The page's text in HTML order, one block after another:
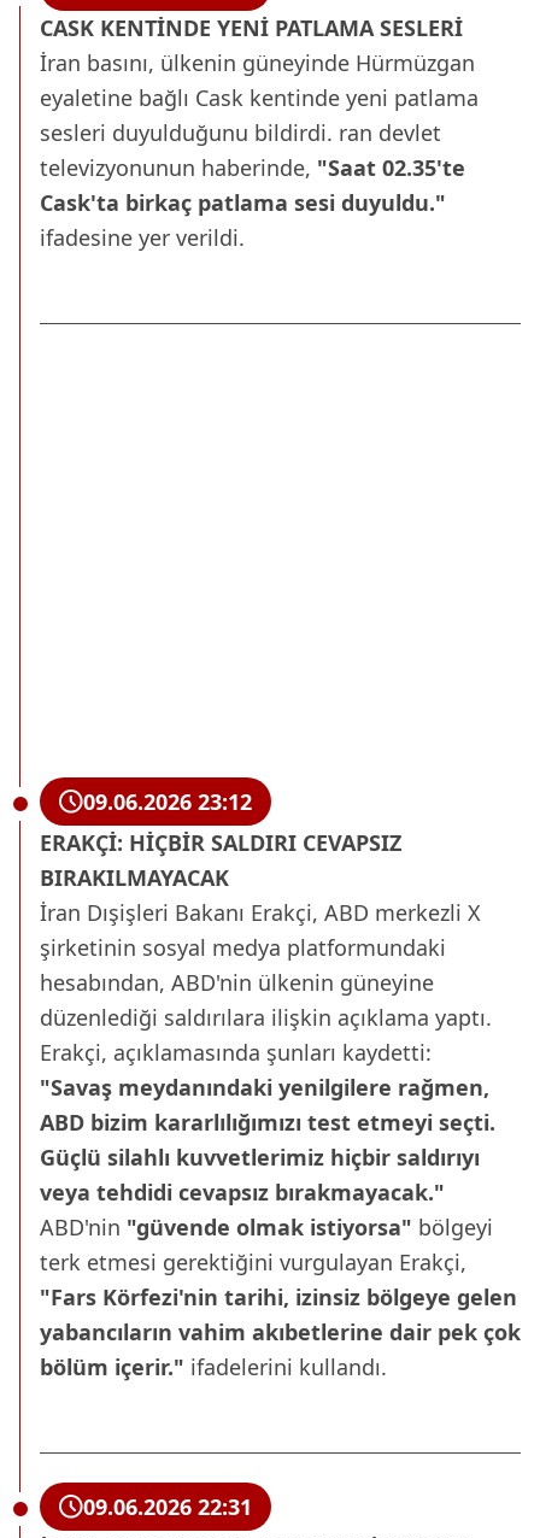
CASK KENTİNDE YENİ PATLAMA SESLERİ
İran basını, ülkenin güneyinde Hürmüzgan
eyaletine bağlı Cask kentinde yeni patlama
sesleri duyulduğunu bildirdi. ran devlet
televizyonunun haberinde, "Saat 02.35'te
Cask'ta birkaç patlama sesi duyuldu."
ifadesine yer verildi.
09.06.2026 23:12
ERAKÇİ: HİÇBİR SALDIRI CEVAPSIZ
BIRAKILMAYACAK
İran Dışişleri Bakanı Erakçi, ABD merkezli X
şirketinin sosyal medya platformundaki
hesabından, ABD'nin ülkenin güneyine
düzenlediği saldırılara ilişkin açıklama yaptı.
Erakçi, açıklamasında şunları kaydetti:
"Savaş meydanındaki yenilgilere rağmen,
ABD bizim kararlılığımızı test etmeyi seçti.
Güçlü silahlı kuvvetlerimiz hiçbir saldırıyı
veya tehdidi cevapsız bırakmayacak."
ABD'nin "güvende olmak istiyorsa" bölgeyi
terk etmesi gerektiğini vurgulayan Erakçi,
"Fars Körfezi'nin tarihi, izinsiz bölgeye gelen
yabancıların vahim akıbetlerine dair pek çok
bölüm içerir." ifadelerini kullandı.
09.06.2026 22:31